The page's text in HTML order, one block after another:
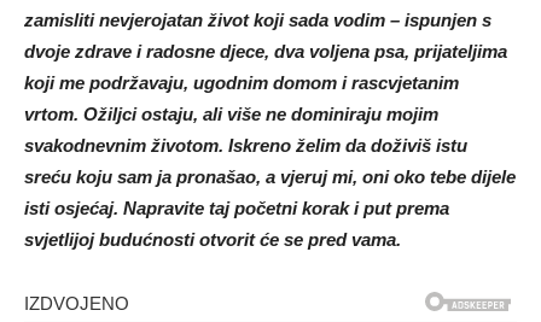
zamisliti nevjerojatan život koji sada vodim – ispunjen s
dvoje zdrave i radosne djece, dva voljena psa, prijateljima
koji me podržavaju, ugodnim domom i rascvjetanim
vrtom. Ožiljci ostaju, ali više ne dominiraju mojim
svakodnevnim životom. Iskreno želim da doživiš istu
sreću koju sam ja pronašao, a vjeruj mi, oni oko tebe dijele
isti osjećaj. Napravite taj početni korak i put prema
svjetlijoj budućnosti otvorit će se pred vama.